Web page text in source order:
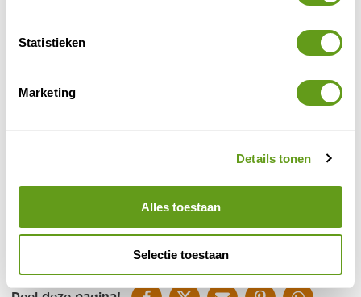
Statistieken
Marketing
Details tonen
Alles toestaan
Selectie toestaan
Biesbosch kunt verkennen. Kies een kamer met
midden in de natuur!
BEKIJK